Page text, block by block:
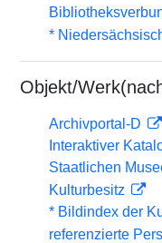
*
Objekt/
Archivportal-D
Interaktiver
Staatlichen
Kulturbesitz
* Bildindex der
referenzierte